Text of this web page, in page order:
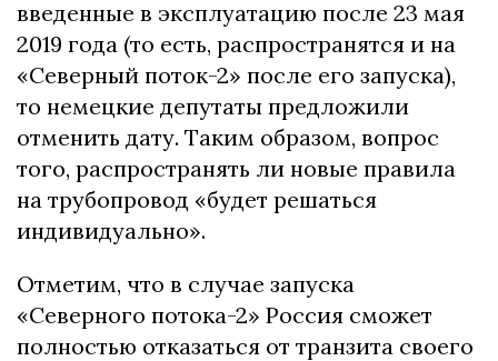
введенные в эксплуатацию после 23 мая
2019 года (то есть, распространятся и на
«Северный поток-2» после его запуска),
то немецкие депутаты предложили
отменить дату. Таким образом, вопрос
того, распространять ли новые правила
на трубопровод «будет решаться
индивидуально».
Отметим, что в случае запуска
«Северного потока-2» Россия сможет
полностью отказаться от транзита своего